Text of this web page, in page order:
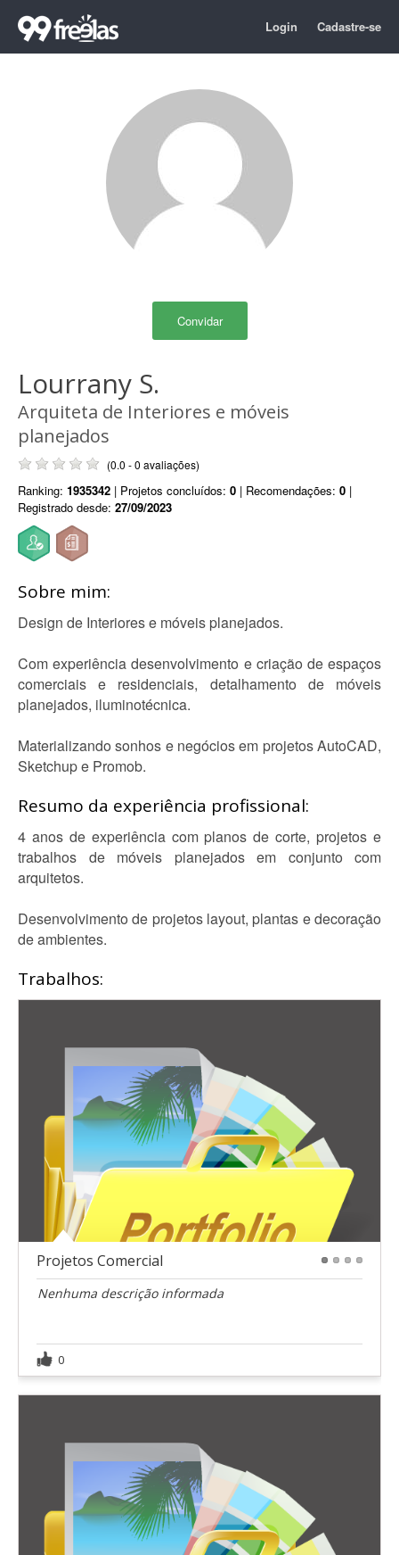
Login Cadastre-se
Convidar
Lourrany S.
Arquiteta de Interiores e móveis
planejados
(0.0 - 0 avaliações)
Ranking: 1935342 | Projetos concluídos: 0 | Recomendações: 0 |
Registrado desde: 27/09/2023
Sobre mim:
Design de Interiores e móveis planejados.
Com experiência desenvolvimento e criação de espaços
comerciais e residenciais, detalhamento de móveis
planejados, iluminotécnica.
Materializando sonhos e negócios em projetos AutoCAD,
Sketchup e Promob.
Resumo da experiência profissional:
4 anos de experiência com planos de corte, projetos e
trabalhos de móveis planejados em conjunto com
arquitetos.
Desenvolvimento de projetos layout, plantas e decoração
de ambientes.
Trabalhos:
Projetos Comercial
Nenhuma descrição informada
0